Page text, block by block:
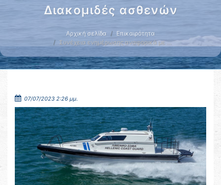
Διακομιδές ασθενών
Αρχική σελίδα
Επικαιρότητα
Συνέχεια ενημέρωσης αναφορικά με …
07/07/2023 2:26 μμ.